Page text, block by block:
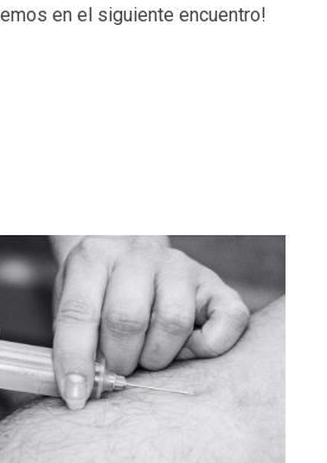
en el siguiente encuentro!